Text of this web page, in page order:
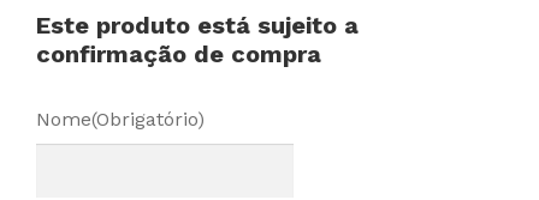
Este produto está sujeito a
confirmação de compra
Nome(Obrigatório)